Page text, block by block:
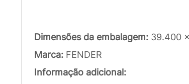
Dimensões da embalagem: 39.400
Marca: FENDER
Informação adicional: